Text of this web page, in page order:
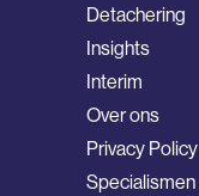
Detachering
Insights
Interim
Over ons
Privacy Policy
Specialismen